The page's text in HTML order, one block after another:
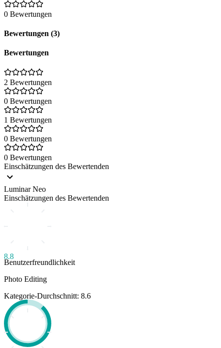
0 Bewertungen
Bewertungen (3)
Bewertungen
2 Bewertungen
0 Bewertungen
1 Bewertungen
0 Bewertungen
0 Bewertungen
Einschätzungen des Bewertenden
Luminar Neo
Einschätzungen des Bewertenden
8.8
Benutzerfreundlichkeit
Photo Editing
Kategorie-Durchschnitt: 8.6